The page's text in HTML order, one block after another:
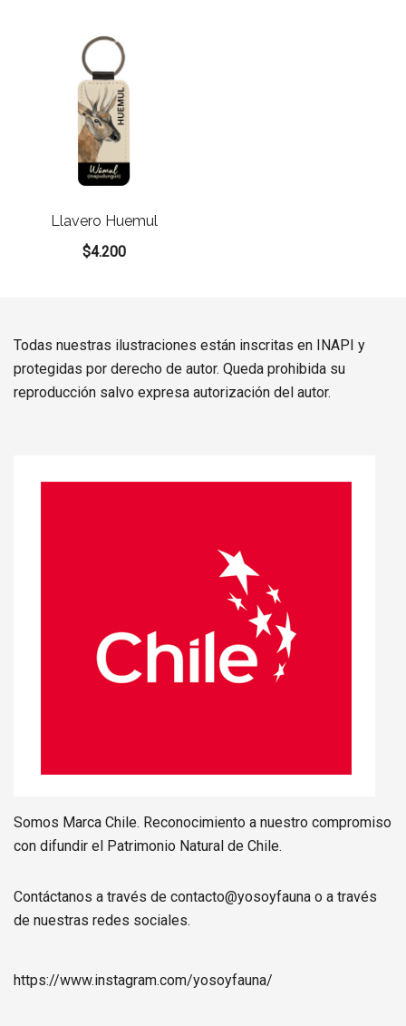
Llavero Huemul
$4.200
Todas nuestras ilustraciones están inscritas en INAPI y
protegidas por derecho de autor. Queda prohibida su
reproducción salvo expresa autorización del autor.
Somos Marca Chile. Reconocimiento a nuestro compromiso
con difundir el Patrimonio Natural de Chile.
Contáctanos a través de contacto@yosoyfauna o a través
de nuestras redes sociales.
https://www.instagram.com/yosoyfauna/